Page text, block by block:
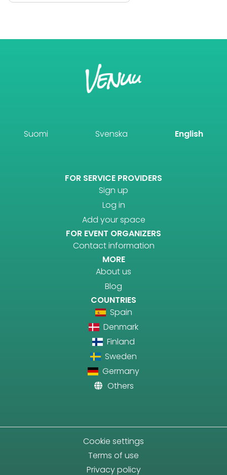
Suomi Svenska English
FOR SERVICE PROVIDERS
Sign up
Log in
Add your space
FOR EVENT ORGANIZERS
Contact information
MORE
About us
Blog
COUNTRIES
Spain
Denmark
Finland
Sweden
Germany
Others
Cookie settings
Terms of use
Privacy policy